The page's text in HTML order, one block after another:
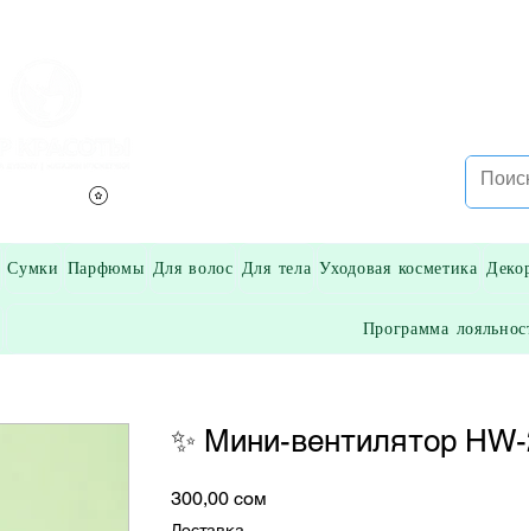
Сумки Парфюмы Для волос Для тела Уходовая косметика
Программа
✨ Мини-вентилятор
300,00 сом